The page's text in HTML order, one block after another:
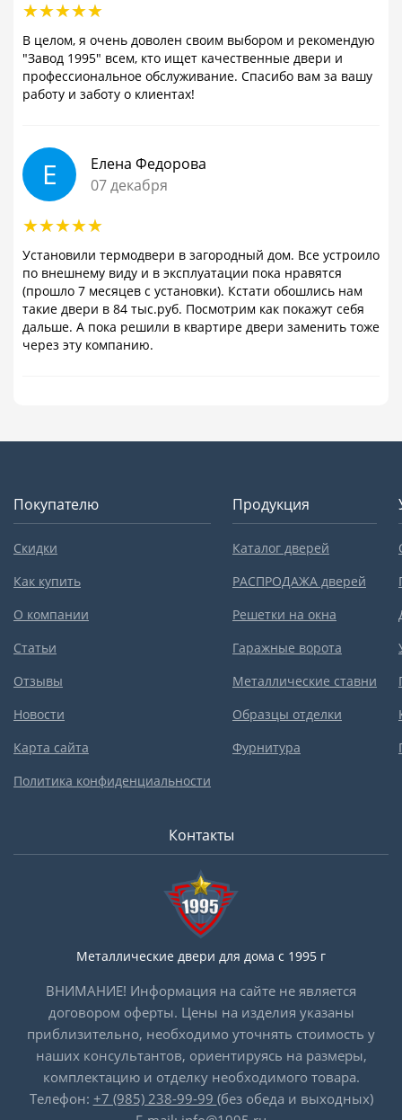
В целом, я очень доволен своим выбором и рекомендую
"Завод 1995" всем, кто ищет качественные двери и
профессиональное обслуживание. Спасибо вам за вашу
работу и заботу о клиентах!
Е
Елена Федорова
07 декабря
Установили термодвери в загородный дом. Все устроило
по внешнему виду и в эксплуатации пока нравятся
(прошло 7 месяцев с установки). Кстати обошлись нам
такие двери в 84 тыс.руб. Посмотрим как покажут себя
дальше. А пока решили в квартире двери заменить тоже
через эту компанию.
Покупателю
Скидки
Как купить
О компании
Статьи
Отзывы
Новости
Карта сайта
Политика конфиденциальности
Продукция
Каталог дверей
РАСПРОДАЖА дверей
Решетки на окна
Гаражные ворота
Металлические ставни
Образцы отделки
Фурнитура
Контакты
Металлические двери для дома с 1995 г
ВНИМАНИЕ! Информация на сайте не является
договором оферты. Цены на изделия указаны
приблизительно, необходимо уточнять стоимость у
наших консультантов, ориентируясь на размеры,
комплектацию и отделку необходимого товара.
Телефон: +7 (985) 238-99-99 (без обеда и выходных)